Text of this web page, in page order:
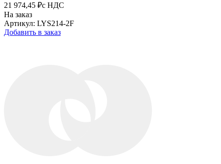
21 974,45 ₽с НДС
На заказ
Артикул: LYS214-2F
Добавить в заказ